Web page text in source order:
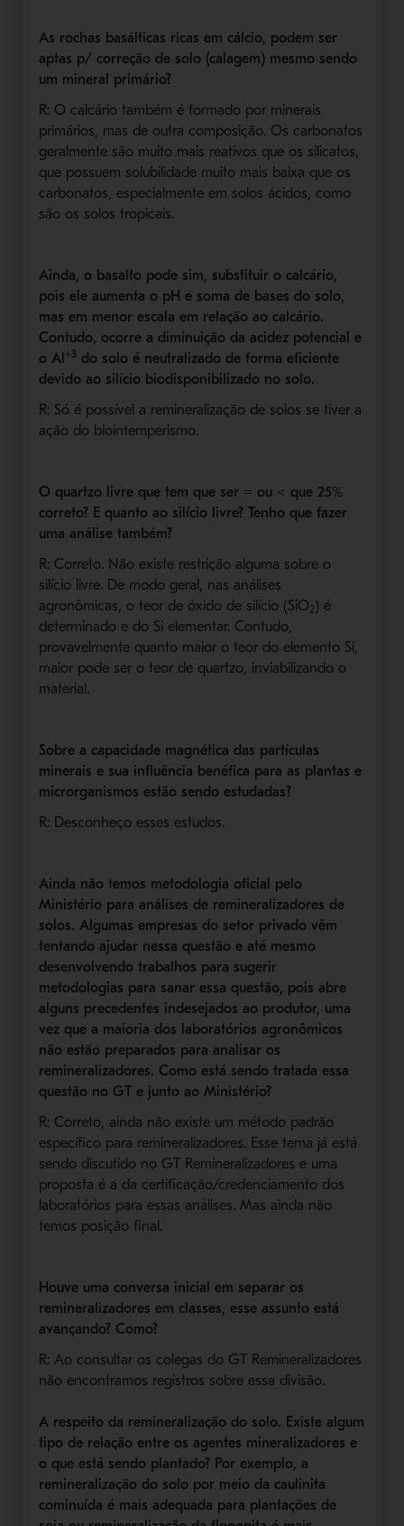
As rochas basálticas ricas em cálcio, podem ser
aptas p/ correção de solo (calagem) mesmo sendo
um mineral primário?
R: O calcário também é formado por minerais
primários, mas de outra composição. Os carbonatos
geralmente são muito mais reativos que os silicatos,
que possuem solubilidade muito mais baixa que os
carbonatos, especialmente em solos ácidos, como
são os solos tropicais.
Ainda, o basalto pode sim, substituir o calcário,
pois ele aumenta o pH e soma de bases do solo,
mas em menor escala em relação ao calcário.
Contudo, ocorre a diminuição da acidez potencial e
o Al +3 do solo é neutralizado de forma eficiente
devido ao silício biodisponibilizado no solo.
R: Só é possível a remineralização de solos se tiver a
ação do biointemperismo.
O quartzo livre que tem que ser = ou < que 25%
correto? E quanto ao silício livre? Tenho que fazer
uma análise também?
R: Correto. Não existe restrição alguma sobre o
silício livre. De modo geral, nas análises
agronômicas, o teor de óxido de silício (SiO2) é
determinado e do Si elementar. Contudo,
provavelmente quanto maior o teor do elemento Si,
maior pode ser o teor de quartzo, inviabilizando o
material.
Sobre a capacidade magnética das partículas
minerais e sua influência benéfica para as plantas e
microrganismos estão sendo estudadas?
R: Desconheço esses estudos.
Ainda não temos metodologia oficial pelo
Ministério para análises de remineralizadores de
solos. Algumas empresas do setor privado vêm
tentando ajudar nessa questão e até mesmo
desenvolvendo trabalhos para sugerir
metodologias para sanar essa questão, pois abre
alguns precedentes indesejados ao produtor, uma
vez que a maioria dos laboratórios agronômicos
não estão preparados para analisar os
remineralizadores. Como está sendo tratada essa
questão no GT e junto ao Ministério?
R: Correto, ainda não existe um método padrão
específico para remineralizadores. Esse tema já está
sendo discutido no GT Remineralizadores e uma
proposta é a da certificação/credenciamento dos
laboratórios para essas análises. Mas ainda não
temos posição final.
Houve uma conversa inicial em separar os
remineralizadores em classes, esse assunto está
avançando? Como?
R: Ao consultar os colegas do GT Remineralizadores
não encontramos registros sobre essa divisão.
A respeito da remineralização do solo. Existe algum
tipo de relação entre os agentes mineralizadores e
o que está sendo plantado? Por exemplo, a
remineralização do solo por meio da caulinita
cominuída é mais adequada para plantações de